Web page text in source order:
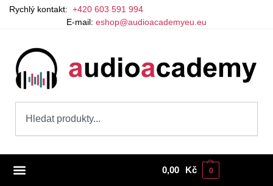
Rychlý kontakt: +420 603 591 994
E-mail: eshop@audioacademyeu.eu
0,00 Kč 0